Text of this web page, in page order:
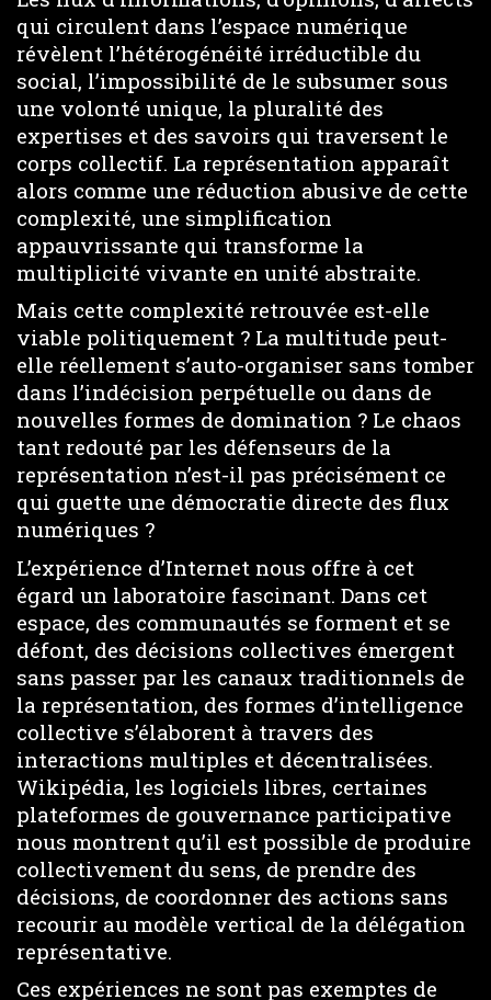
qui circulent dans l’espace numérique
révèlent l’hétérogénéité irréductible du
social, l’impossibilité de le subsumer sous
une volonté unique, la pluralité des
expertises et des savoirs qui traversent le
corps collectif. La représentation apparaît
alors comme une réduction abusive de cette
complexité, une simplification
appauvrissante qui transforme la
multiplicité vivante en unité abstraite.
Mais cette complexité retrouvée est-elle
viable politiquement ? La multitude peut-
elle réellement s’auto-organiser sans tomber
dans l’indécision perpétuelle ou dans de
nouvelles formes de domination ? Le chaos
tant redouté par les défenseurs de la
représentation n’est-il pas précisément ce
qui guette une démocratie directe des flux
numériques ?
L’expérience d’Internet nous offre à cet
égard un laboratoire fascinant. Dans cet
espace, des communautés se forment et se
défont, des décisions collectives émergent
sans passer par les canaux traditionnels de
la représentation, des formes d’intelligence
collective s’élaborent à travers des
interactions multiples et décentralisées.
Wikipédia, les logiciels libres, certaines
plateformes de gouvernance participative
nous montrent qu’il est possible de produire
collectivement du sens, de prendre des
décisions, de coordonner des actions sans
recourir au modèle vertical de la délégation
représentative.
Ces expériences ne sont pas exemptes de